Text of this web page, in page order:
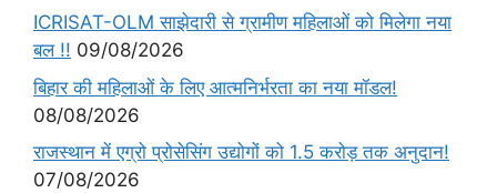
ICRISAT-OLM साझेदारी से ग्रामीण महिलाओं को मिलेगा नया
बल !! 09/08/2026
बिहार की महिलाओं के लिए आत्मनिर्भरता का नया मॉडल!
08/08/2026
राजस्थान में एग्रो प्रोसेसिंग उद्योगों को 1.5 करोड़ तक अनुदान!
07/08/2026